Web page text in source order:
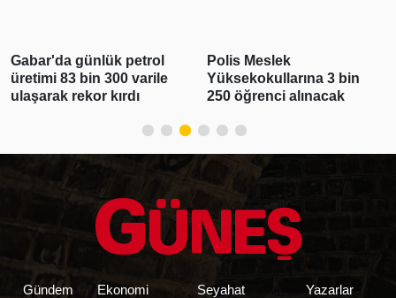
Gabar'da günlük petrol
üretimi 83 bin 300 varile
ulaşarak rekor kırdı
Polis Meslek
Yüksekokullarına 3 bin
250 öğrenci alınacak
Gündem
Ekonomi
Seyahat
Yazarlar